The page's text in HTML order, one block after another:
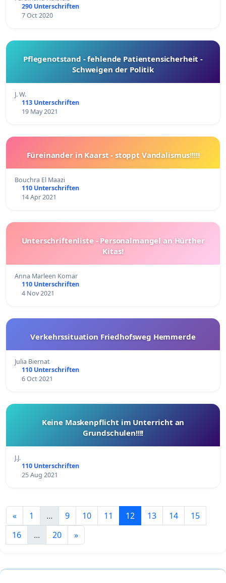
290 Unterschriften
7 Oct 2020
Pflegenotstand - fehlende Patientensicherheit -
Schweigen der Politik
J. W.
113 Unterschriften
19 May 2021
Füreinander in Kaarst - stoppt Vandalismus!!!!!
Bouchra El Maazi
110 Unterschriften
14 Apr 2021
Unterschriftenliste - Personalmangel an Hürther
Kitas!
Anna Marleen Komar
110 Unterschriften
4 Nov 2021
Verkehrssituation Friedhofsweg Hemmerde
Julia Biernat
110 Unterschriften
6 Oct 2021
Keine Maskenpflicht im Unterricht an
Grundschulen!!!!
J.J.
110 Unterschriften
25 Aug 2021
« 1 ... 9 10 11 12 13 14
15
16
... 20 »